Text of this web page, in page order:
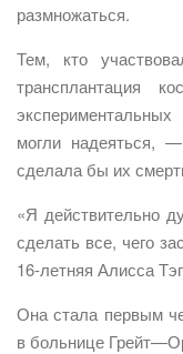
размножаться.
Тем, кто
трансплантация
могли надеяться,
сделала бы их
«Я действительно
сделать все, чего
16-летняя Алисса
Она стала первым
в больнице